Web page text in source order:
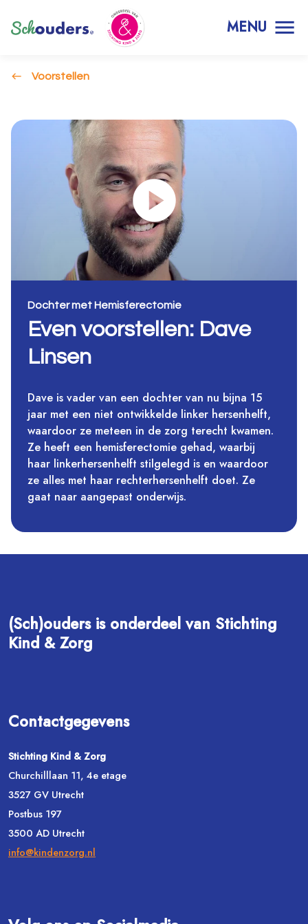
MENU
Voorstellen
Dochter met Hemisferectomie
Even voorstellen: Dave
Linsen
Dave is vader van een dochter van nu bijna 15
jaar met een niet ontwikkelde linker hersenhelft,
waardoor ze meteen in de zorg terecht kwamen.
Ze heeft een hemisferectomie gehad, waarbij
haar linkerhersenhelft stilgelegd is en waardoor
ze alles met haar rechterhersenhelft doet. Ze
gaat naar aangepast onderwijs.
(Sch)ouders is onderdeel van Stichting
Kind & Zorg
Contactgegevens
Stichting Kind & Zorg
Churchilllaan 11, 4e etage
3527 GV Utrecht
Postbus 197
3500 AD Utrecht
info@kindenzorg.nl